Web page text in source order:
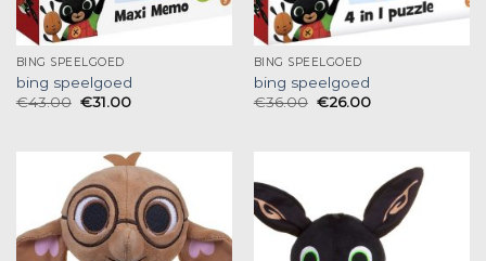
BING SPEELGOED
bing speelgoed
€43.00 €31.00
BING SPEELGOED
bing speelgoed
€36.00 €26.00